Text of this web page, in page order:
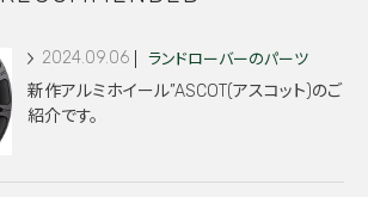
2024.09.06 ランドローバーのパーツ
新作アルミホイール”ASCOT(アスコット)のご
紹介です。